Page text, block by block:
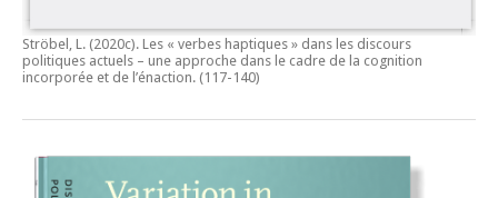
Ströbel, L. (2020c). Les « verbes haptiques » dans les discours
politiques actuels – une approche dans le cadre de la cognition
incorporée et de l’énaction. (117-140)